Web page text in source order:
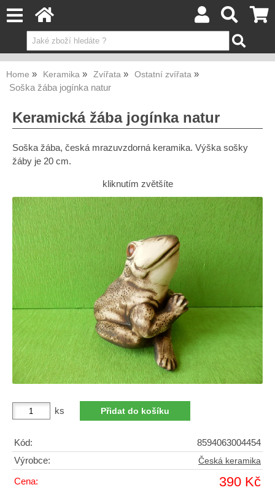
Home Keramika Zvířata Ostatní zvířata
Soška žába jogínka natur
Keramická žába jogínka natur
Soška žába, česká mrazuvzdorná keramika. Výška sošky
žáby je 20 cm.
kliknutím zvětšíte
ks
Kód:
8594063004454
Výrobce:
Česká keramika
Cena: 390 Kč